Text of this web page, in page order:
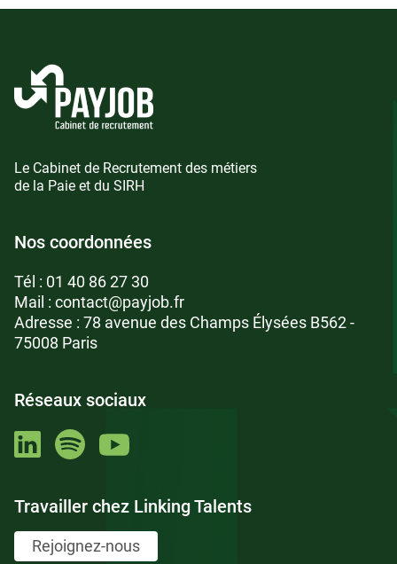
Le Cabinet de Recrutement des métiers
de la Paie et du SIRH
Nos coordonnées
Tél : 01 40 86 27 30
Mail : contact@payjob.fr
Adresse : 78 avenue des Champs Élysées B562 -
75008 Paris
Réseaux sociaux
Travailler chez Linking Talents
Rejoignez-nous